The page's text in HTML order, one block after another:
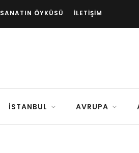
SANATIN ÖYKÜSÜ İLETIŞIM
İSTANBUL AVRUPA